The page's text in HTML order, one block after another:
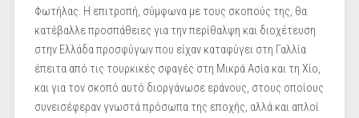
Φωτήλας. Η επιτροπή, σύμφωνα με τους σκοπούς της, θα
κατέβαλλε προσπάθειες για την περίθαλψη και διοχέτευση
στην Ελλάδα προσφύγων που είχαν καταφύγει στη Γαλλία
έπειτα από τις τουρκικές σφαγές στη Μικρά Ασία και τη Χίο,
και για τον σκοπό αυτό διοργάνωσε εράνους, στους οποίους
συνεισέφεραν γνωστά πρόσωπα της εποχής, αλλά και απλοί